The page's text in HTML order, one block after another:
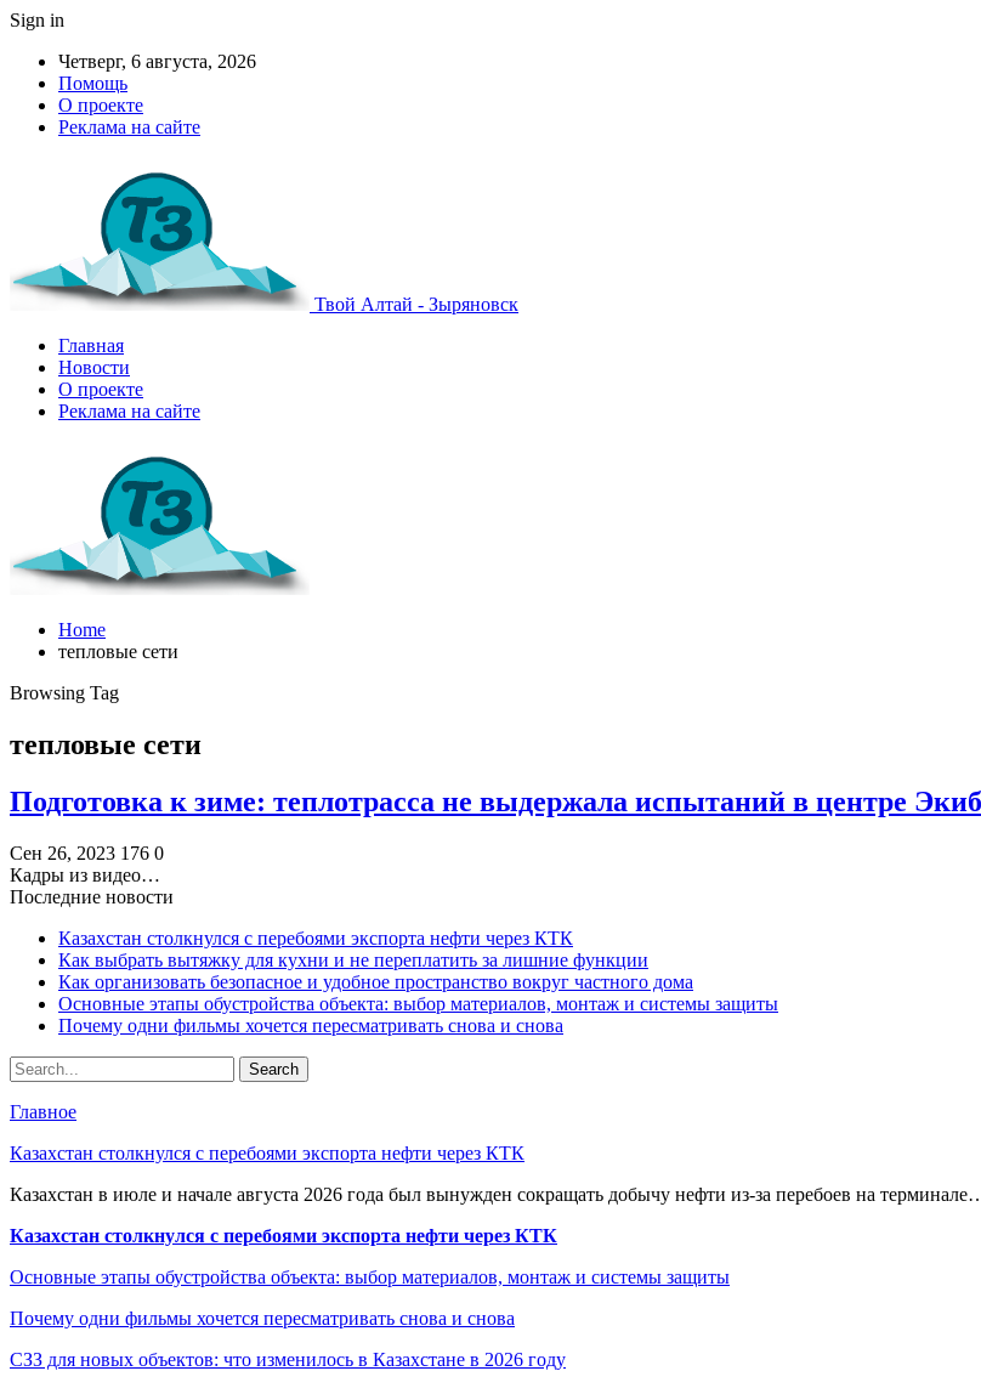
Sign in
Четверг, 6 августа, 2026
Помощь
О проекте
Реклама на сайте
Твой Алтай - Зыряновск
Главная
Новости
О проекте
Реклама на сайте
Home
тепловые сети
Browsing Tag
тепловые сети
Подготовка к зиме: теплотрасса не выдержала испытаний в центре
Сен 26, 2023 176 0
Кадры из видео…
Последние новости
Казахстан столкнулся с перебоями экспорта нефти через КТК
Как выбрать вытяжку для кухни и не переплатить за лишние функции
Как организовать безопасное и удобное пространство вокруг частного дома
Основные этапы обустройства объекта: выбор материалов, монтаж и системы защиты
Почему одни фильмы хочется пересматривать снова и снова
Главное
Казахстан столкнулся с перебоями экспорта нефти через КТК
Казахстан в июле и начале августа 2026 года был вынужден сокращать добычу нефти из-за перебоев на
Казахстан столкнулся с перебоями экспорта нефти через КТК
Основные этапы обустройства объекта: выбор материалов, монтаж и системы защиты
Почему одни фильмы хочется пересматривать снова и снова
СЗЗ для новых объектов: что изменилось в Казахстане в 2026 году